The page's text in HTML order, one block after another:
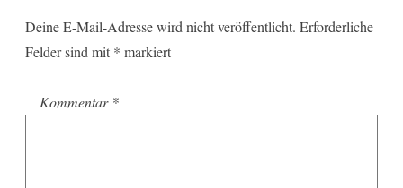
Deine E-Mail-Adresse wird nicht veröffentlicht. Erforderliche
Felder sind mit * markiert
Kommentar *